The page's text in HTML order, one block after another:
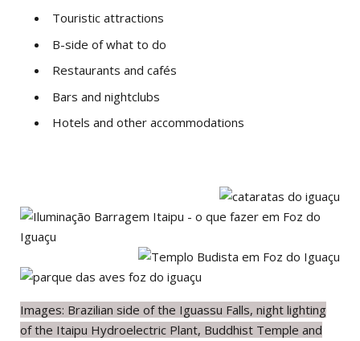
Touristic attractions
B-side of what to do
Restaurants and cafés
Bars and nightclubs
Hotels and other accommodations
Images: Brazilian side of the Iguassu Falls, night lighting
of the Itaipu Hydroelectric Plant, Buddhist Temple and